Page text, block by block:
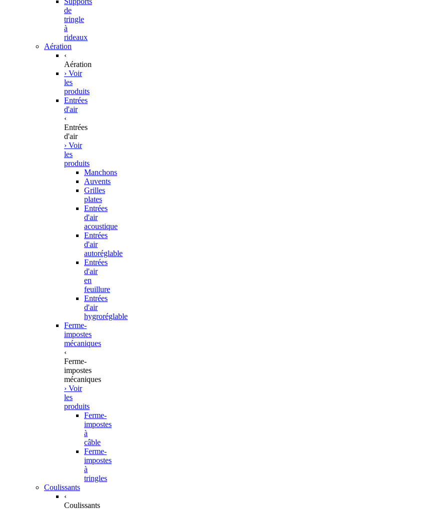
de
tringle
à
rideaux
Aération
‹
Aération
› Voir
les
produits
Entrées
d'air
‹
Entrées
d'air
› Voir
les
produits
Manchons
Auvents
Grilles
plates
Entrées
d'air
acoustique
Entrées
d'air
autoréglable
Entrées
d'air
en
feuillure
Entrées
d'air
hygroréglable
Ferme-
impostes
mécaniques
‹
Ferme-
impostes
mécaniques
› Voir
les
produits
Ferme-
impostes
à
câble
Ferme-
impostes
à
tringles
Coulissants
‹
Coulissants